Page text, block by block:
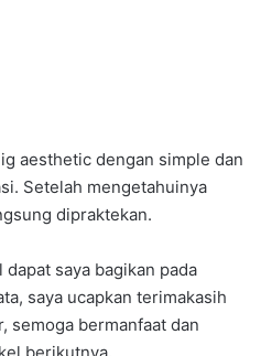
aesthetic dengan simple dan
Setelah mengetahuinya
dipraktekan.
saya bagikan pada
saya ucapkan terimakasih
semoga bermanfaat dan